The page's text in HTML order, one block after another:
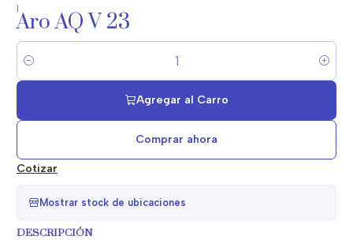
|
Aro AQ V 23
Cantidad
Agregar al Carro
Comprar ahora
Cotizar
Mostrar stock de ubicaciones
DESCRIPCIÓN